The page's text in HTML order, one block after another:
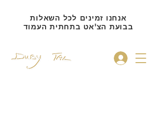
אנחנו זמינים לכל השאלות
בבועת הצ'אט בתחתית העמוד